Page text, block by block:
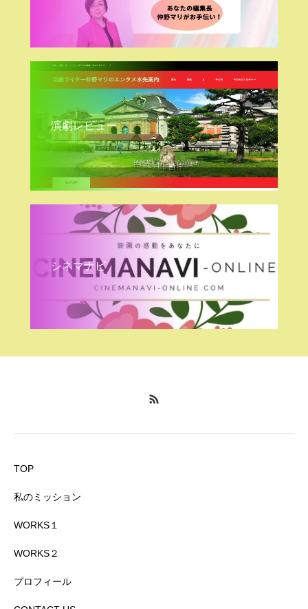
演劇レビュー
シネマナビ
TOP
私のミッション
WORKS１
WORKS２
プロフィール